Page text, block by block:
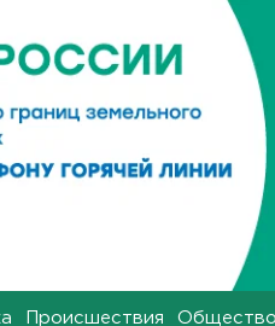
Происшествия Общество